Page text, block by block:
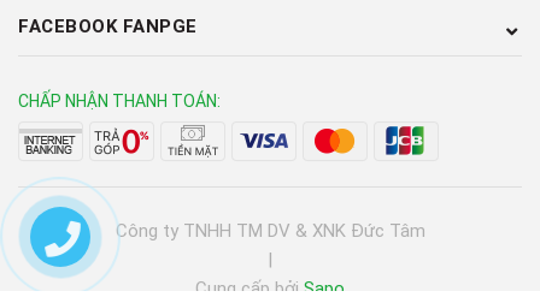
FACEBOOK FANPGE
CHẤP NHẬN THANH TOÁN:
Công ty TNHH TM DV & XNK Đức Tâm
|
Cung cấp bởi Sapo